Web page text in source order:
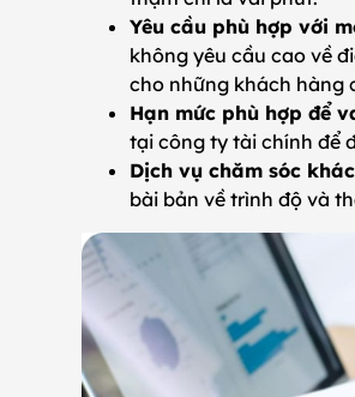
Yêu cầu phù hợp với
không yêu cầu cao về
cho những khách hàng
Hạn mức phù hợp để
tại công ty tài chính để
Dịch vụ chăm sóc
bài bản về trình độ và